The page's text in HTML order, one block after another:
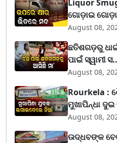
Liquor
ଗୋଡ଼ାଇ
August 08,
ଛତିଶଗଡ଼ରୁ
ପାଇଁ ସ୍ୱାମୀ
August 08,
Rourkela :
ମୁଖାପିନ୍ଧା
August 08,
ଉଦ୍ଧବଙ୍କ